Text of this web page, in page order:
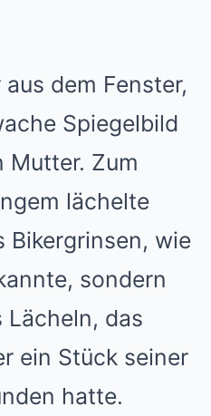
dem Fenster,
Spiegelbild
Mutter. Zum
lächelte
Bikergrinsen, wie
sondern
das
ein Stück seiner
hatte.